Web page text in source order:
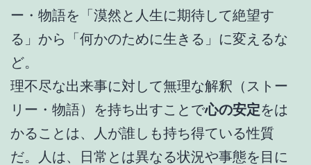
ー・物語を「漠然と人生に期待して絶望す
る」から「何かのために生きる」に変えるな
ど。
理不尽な出来事に対して無理な解釈（ストー
リー・物語）を持ち出すことで心の安定をは
かることは、人が誰しも持ち得ている性質
だ。人は、日常とは異なる状況や事態を目に